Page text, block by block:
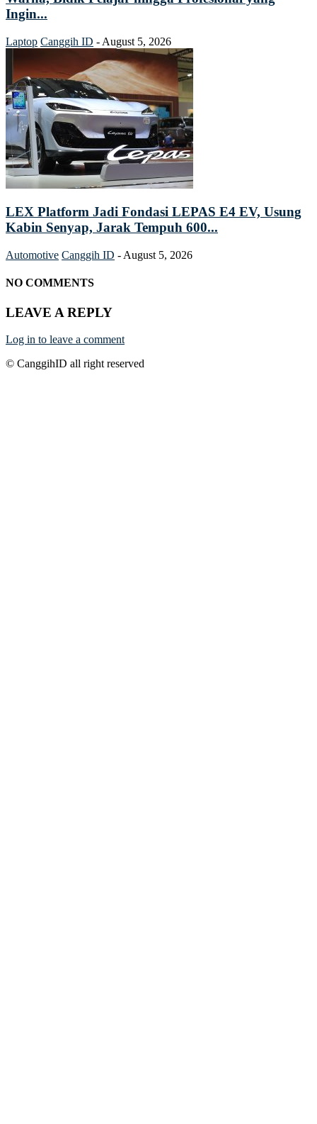
Ingin...
Laptop Canggih ID - August 5, 2026
LEX Platform Jadi Fondasi LEPAS E4 EV, Usung
Kabin Senyap, Jarak Tempuh 600...
Automotive Canggih ID - August 5, 2026
NO COMMENTS
LEAVE A REPLY
Log in to leave a comment
© CanggihID all right reserved